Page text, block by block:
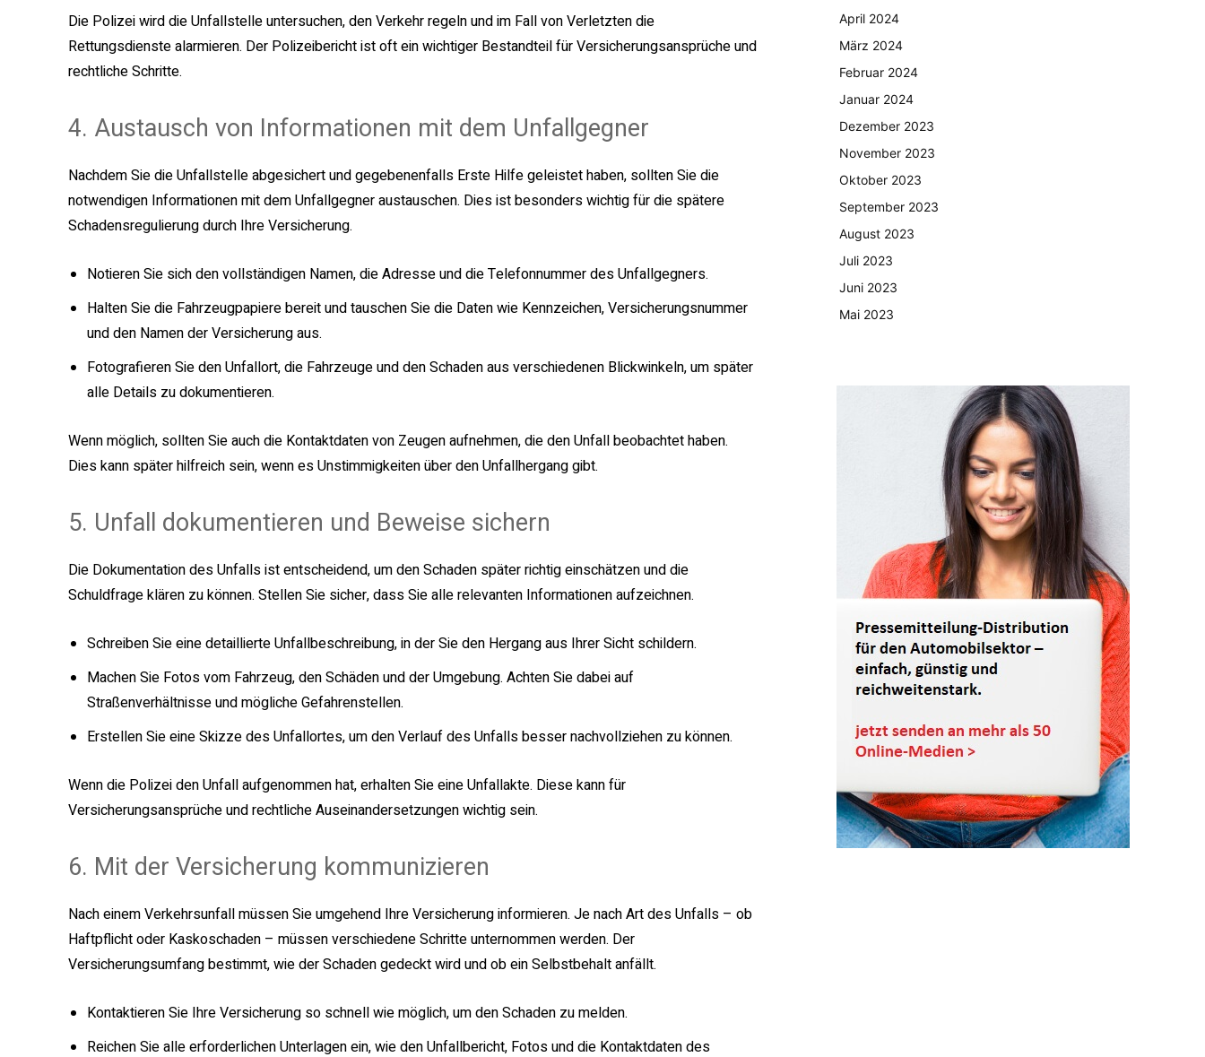
Die Polizei wird die Unfallstelle untersuchen, den Verkehr regeln und im Fall von Verletzten die
Rettungsdienste alarmieren. Der Polizeibericht ist oft ein wichtiger Bestandteil für Versicherungsansprüche und
rechtliche Schritte.
4. Austausch von Informationen mit dem Unfallgegner
Nachdem Sie die Unfallstelle abgesichert und gegebenenfalls Erste Hilfe geleistet haben, sollten Sie die
notwendigen Informationen mit dem Unfallgegner austauschen. Dies ist besonders wichtig für die spätere
Schadensregulierung durch Ihre Versicherung.
Notieren Sie sich den vollständigen Namen, die Adresse und die Telefonnummer des Unfallgegners.
Halten Sie die Fahrzeugpapiere bereit und tauschen Sie die Daten wie Kennzeichen, Versicherungsnummer
und den Namen der Versicherung aus.
Fotografieren Sie den Unfallort, die Fahrzeuge und den Schaden aus verschiedenen Blickwinkeln, um später
alle Details zu dokumentieren.
Wenn möglich, sollten Sie auch die Kontaktdaten von Zeugen aufnehmen, die den Unfall beobachtet haben.
Dies kann später hilfreich sein, wenn es Unstimmigkeiten über den Unfallhergang gibt.
5. Unfall dokumentieren und Beweise sichern
Die Dokumentation des Unfalls ist entscheidend, um den Schaden später richtig einschätzen und die
Schuldfrage klären zu können. Stellen Sie sicher, dass Sie alle relevanten Informationen aufzeichnen.
Schreiben Sie eine detaillierte Unfallbeschreibung, in der Sie den Hergang aus Ihrer Sicht schildern.
Machen Sie Fotos vom Fahrzeug, den Schäden und der Umgebung. Achten Sie dabei auf
Straßenverhältnisse und mögliche Gefahrenstellen.
Erstellen Sie eine Skizze des Unfallortes, um den Verlauf des Unfalls besser nachvollziehen zu können.
Wenn die Polizei den Unfall aufgenommen hat, erhalten Sie eine Unfallakte. Diese kann für
Versicherungsansprüche und rechtliche Auseinandersetzungen wichtig sein.
6. Mit der Versicherung kommunizieren
Nach einem Verkehrsunfall müssen Sie umgehend Ihre Versicherung informieren. Je nach Art des Unfalls – ob
Haftpflicht oder Kaskoschaden – müssen verschiedene Schritte unternommen werden. Der
Versicherungsumfang bestimmt, wie der Schaden gedeckt wird und ob ein Selbstbehalt anfällt.
Kontaktieren Sie Ihre Versicherung so schnell wie möglich, um den Schaden zu melden.
Reichen Sie alle erforderlichen Unterlagen ein, wie den Unfallbericht, Fotos und die Kontaktdaten des
April 2024
März 2024
Februar 2024
Januar 2024
Dezember 2023
November 2023
Oktober 2023
September 2023
August 2023
Juli 2023
Juni 2023
Mai 2023